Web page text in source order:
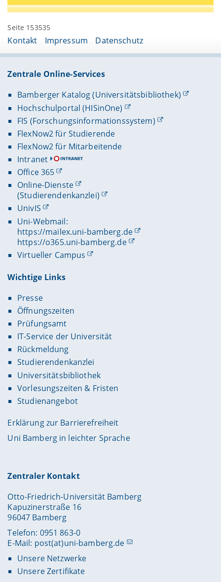
Seite 153535
Kontakt Impressum Datenschutz
Zentrale Online-Services
Bamberger Katalog (Universitätsbibliothek)
Hochschulportal (HISinOne)
FIS (Forschungsinformationssystem)
FlexNow2 für Studierende
FlexNow2 für Mitarbeitende
Intranet
Office 365
Online-Dienste
(Studierendenkanzlei)
UnivIS
Uni-Webmail:
https://mailex.uni-bamberg.de
https://o365.uni-bamberg.de
Virtueller Campus
Wichtige Links
Presse
Öffnungszeiten
Prüfungsamt
IT-Service der Universität
Rückmeldung
Studierendenkanzlei
Universitätsbibliothek
Vorlesungszeiten & Fristen
Studienangebot
Erklärung zur Barrierefreiheit
Uni Bamberg in leichter Sprache
Zentraler Kontakt
Otto-Friedrich-Universität Bamberg
Kapuzinerstraße 16
96047 Bamberg
Telefon: 0951 863-0
E-Mail: post(at)uni-bamberg.de
Unsere Netzwerke
Unsere Zertifikate